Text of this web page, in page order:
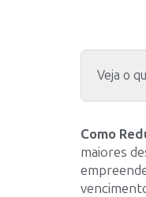
Veja o
Como
maiores